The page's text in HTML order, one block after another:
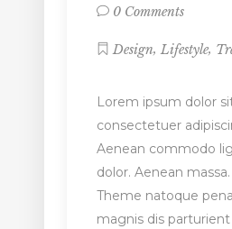
0 Comments
Design, Lifestyle,
Lorem ipsum dolor
consectetuer
Aenean commodo
dolor. Aenean
Theme natoque
magnis dis